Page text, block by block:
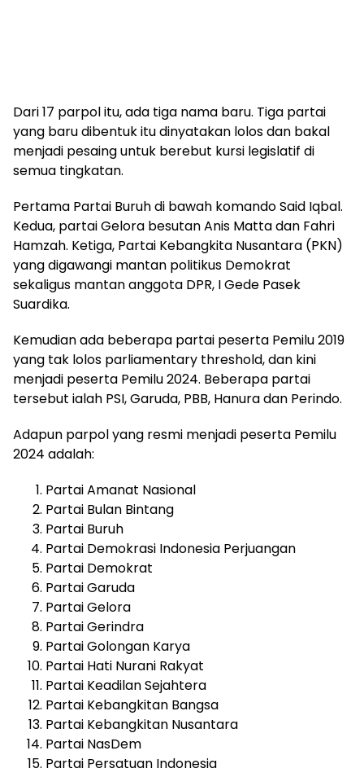
Dari 17 parpol itu, ada tiga nama baru. Tiga partai
yang baru dibentuk itu dinyatakan lolos dan bakal
menjadi pesaing untuk berebut kursi legislatif di
semua tingkatan.
Pertama Partai Buruh di bawah komando Said Iqbal.
Kedua, partai Gelora besutan Anis Matta dan Fahri
Hamzah. Ketiga, Partai Kebangkita Nusantara (PKN)
yang digawangi mantan politikus Demokrat
sekaligus mantan anggota DPR, I Gede Pasek
Suardika.
Kemudian ada beberapa partai peserta Pemilu 2019
yang tak lolos parliamentary threshold, dan kini
menjadi peserta Pemilu 2024. Beberapa partai
tersebut ialah PSI, Garuda, PBB, Hanura dan Perindo.
Adapun parpol yang resmi menjadi peserta Pemilu
2024 adalah:
Partai Amanat Nasional
Partai Bulan Bintang
Partai Buruh
Partai Demokrasi Indonesia Perjuangan
Partai Demokrat
Partai Garuda
Partai Gelora
Partai Gerindra
Partai Golongan Karya
Partai Hati Nurani Rakyat
Partai Keadilan Sejahtera
Partai Kebangkitan Bangsa
Partai Kebangkitan Nusantara
Partai NasDem
Partai Persatuan Indonesia